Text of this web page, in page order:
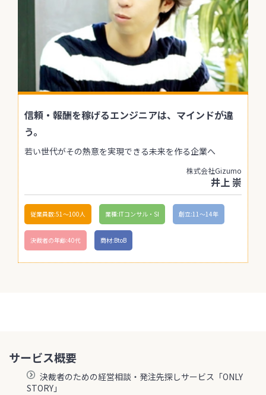
信頼・報酬を稼げるエンジニアは、マインドが違
う。
若い世代がその熱意を実現できる未来を作る企業へ
株式会社Gizumo
井上 崇
従業員数:51〜100人 業種:ITコンサル・SI 創立:11〜14年
決裁者の年齢:40代 商材:BtoB
サービス概要
決裁者のための経営相談・発注先探しサービス「ONLY
STORY」